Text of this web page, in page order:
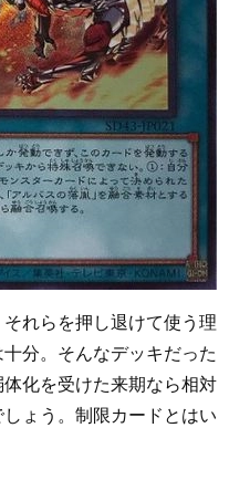
れらを押し退けて使う理
分。そんなデッキだった
化を受けた来期なら相対
ょう。制限カードとはい